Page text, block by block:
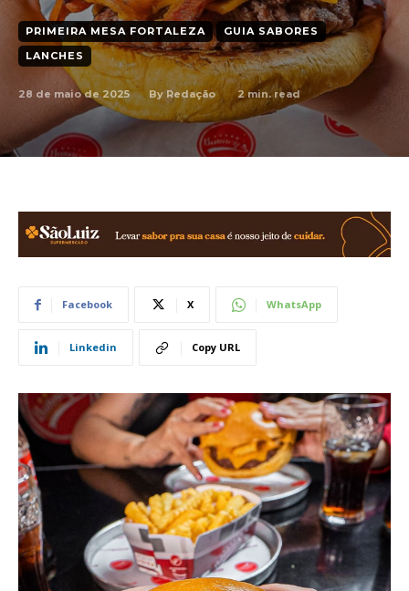
PRIMEIRA MESA FORTALEZA
GUIA SABORES
LANCHES
28 de maio de 2025 By Redação 2 min. read
Facebook X WhatsApp
Linkedin Copy URL